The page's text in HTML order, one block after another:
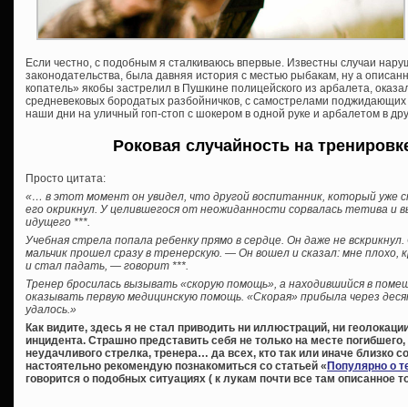
Если честно, с подобным я сталкиваюсь впервые. Известны случаи
законодательства, была давняя история с местью рыбакам, ну а
копатель» якобы застрелил в Пушкине полицейского из арбалета,
средневековых бородатых разбойничков, с самострелами поджидающих
наши дни на уличный гоп-стоп с шокером в одной руке и арбалетом в
Роковая случайность на
Просто цитата:
«… в этот момент он увидел, что другой воспитанник, который уже
его окрикнул. У целившегося от неожиданности сорвалась тетива и
идущего ***.
Учебная стрела попала ребенку прямо в сердце. Он даже не
мальчик прошел сразу в тренерскую. — Он вошел и сказал: мне плохо,
и стал падать, — говорит ***.
Тренер бросилась вызывать «скорую помощь», а находившийся в
оказывать первую медицинскую помощь. «Скорая» прибыла через
удалось.»
Как видите, здесь я не стал приводить ни иллюстраций, ни
инцидента. Страшно представить себя не только на месте
неудачливого стрелка, тренера… да всех, кто так или иначе близко
настоятельно рекомендую познакомиться со статьей « Популярно о
говорится о подобных ситуациях ( к лукам почти все там описанное